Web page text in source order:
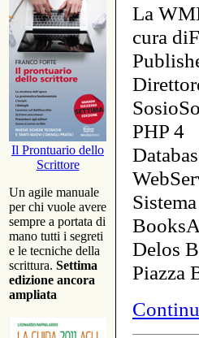
Il Prontuario dello
Scrittore
Un agile manuale
per chi vuole avere
sempre a portata di
mano tutti i segreti
e le tecniche della
scrittura. Settima
edizione ancora
ampliata
La
cura
PHP 4
Delos
Piazza